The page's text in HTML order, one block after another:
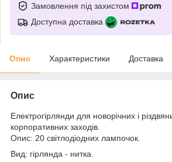
Замовлення під захистом
Доступна доставка
Опис Характеристики Доставка
Опис
Електрогірлянди для новорічних і
корпоративних заходів.
Опис: 20 світлодіодних лампочок.
Вид: гірлянда - нитка.